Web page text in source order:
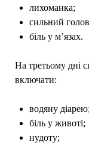
лихоманка;
сильний
біль у м’язах.
На третьому дні
включати:
водяну
біль у животі;
нудоту;